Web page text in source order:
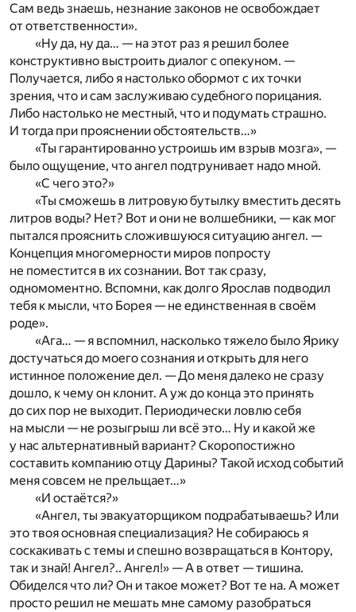
Сам ведь знаешь, незнание законов не освобождает
от ответственности».
«Ну да, ну да… — на этот раз я решил более
конструктивно выстроить диалог с опекуном. —
Получается, либо я настолько обормот с их точки
зрения, что и сам заслуживаю судебного порицания.
Либо настолько не местный, что и подумать страшно.
И тогда при прояснении обстоятельств…»
«Ты гарантированно устроишь им взрыв мозга», —
было ощущение, что ангел подтрунивает надо мной.
«С чего это?»
«Ты сможешь в литровую бутылку вместить десять
литров воды? Нет? Вот и они не волшебники, — как мог
пытался прояснить сложившуюся ситуацию ангел. —
Концепция многомерности миров попросту
не поместится в их сознании. Вот так сразу,
одномоментно. Вспомни, как долго Ярослав подводил
тебя к мысли, что Борея — не единственная в своём
роде».
«Ага… — я вспомнил, насколько тяжело было Ярику
достучаться до моего сознания и открыть для него
истинное положение дел. — До меня далеко не сразу
дошло, к чему он клонит. А уж до конца это принять
до сих пор не выходит. Периодически ловлю себя
на мысли — не розыгрыш ли всё это… Ну и какой же
у нас альтернативный вариант? Скоропостижно
составить компанию отцу Дарины? Такой исход событий
меня совсем не прельщает…»
«И остаётся?»
«Ангел, ты эвакуаторщиком подрабатываешь? Или
это твоя основная специализация? Не собираюсь я
соскакивать с темы и спешно возвращаться в Контору,
так и знай! Ангел?.. Ангел!» — А в ответ — тишина.
Обиделся что ли? Он и такое может? Вот те на. А может
просто решил не мешать мне самому разобраться